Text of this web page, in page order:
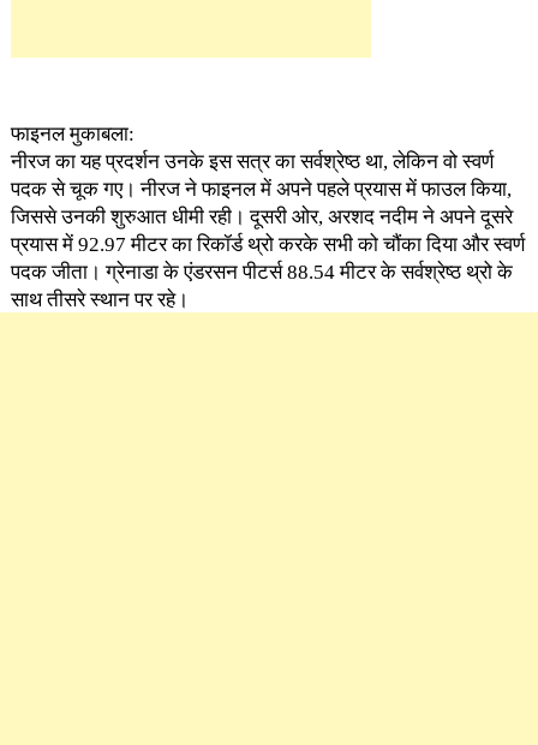
फाइनल मुकाबला:
नीरज का यह प्रदर्शन उनके इस सत्र का सर्वश्रेष्ठ था, लेकिन वो स्वर्ण
पदक से चूक गए। नीरज ने फाइनल में अपने पहले प्रयास में फाउल किया,
जिससे उनकी शुरुआत धीमी रही। दूसरी ओर, अरशद नदीम ने अपने दूसरे
प्रयास में 92.97 मीटर का रिकॉर्ड थ्रो करके सभी को चौंका दिया और स्वर्ण
पदक जीता। ग्रेनाडा के एंडरसन पीटर्स 88.54 मीटर के सर्वश्रेष्ठ थ्रो के
साथ तीसरे स्थान पर रहे।